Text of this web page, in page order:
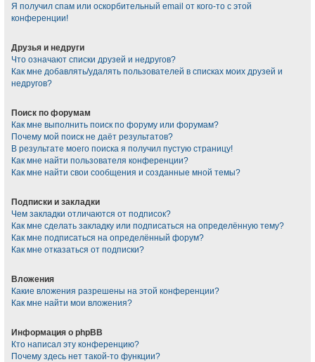
Я получил спам или оскорбительный email от кого-то с этой
конференции!
Друзья и недруги
Что означают списки друзей и недругов?
Как мне добавлять/удалять пользователей в списках моих друзей и
недругов?
Поиск по форумам
Как мне выполнить поиск по форуму или форумам?
Почему мой поиск не даёт результатов?
В результате моего поиска я получил пустую страницу!
Как мне найти пользователя конференции?
Как мне найти свои сообщения и созданные мной темы?
Подписки и закладки
Чем закладки отличаются от подписок?
Как мне сделать закладку или подписаться на определённую тему?
Как мне подписаться на определённый форум?
Как мне отказаться от подписки?
Вложения
Какие вложения разрешены на этой конференции?
Как мне найти мои вложения?
Информация о phpBB
Кто написал эту конференцию?
Почему здесь нет такой-то функции?